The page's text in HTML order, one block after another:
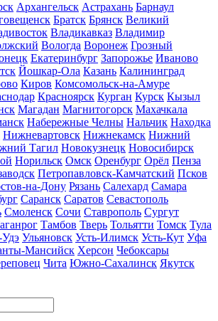
Архангельск Астрахань Барнаул
Братск Брянск Великий
Владикавказ Владимир
Вологда Воронеж Грозный
Екатеринбург Запорожье Иваново
Йошкар-Ола Казань Калининград
Киров Комсомольск-на-Амуре
Красноярск Курган Курск Кызыл
Магадан Магнитогорск Махачкала
Набережные Челны Нальчик Находка
Нижневартовск Нижнекамск Нижний
Тагил Новокузнецк Новосибирск
Норильск Омск Оренбург Орёл Пенза
Петропавловск-Камчатский Псков
на-Дону Рязань Салехард Самара
Саранск Саратов Севастополь
Смоленск Сочи Ставрополь Сургут
Тамбов Тверь Тольятти Томск Тула
Ульяновск Усть-Илимск Усть-Кут Уфа
Мансийск Херсон Чебоксары
Чита Южно-Сахалинск Якутск